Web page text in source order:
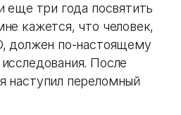
еще три года посвятить
кажется, что человек,
должен по-настоящему
После
наступил переломный